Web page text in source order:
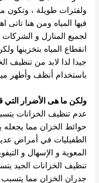
ولفترات طويلة ، وتكون
فيها المياه ومن هنا تاتى
لجميع المنازل و
انقطاع المياه بتخزينها
جيدا لذا لابد من تنظيف
باستخدام أنظف وأطهر
ولكن ما هى الأضرار
عدم تنظيف الخزانات
حوائط الخزان مما يجعله
الطفيليات في أمراض
المعوية و الإسهال و
تنظيف الخزانات الجيد
جدران الخزان مما